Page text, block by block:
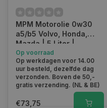
MPM Motorolie 0w30
a5/b5 Volvo, Honda,
Mazda | 5 Liter |
05005V
Op voorraad
Op werkdagen voor 14.00
uur besteld, dezelfde dag
verzonden. Boven de 50,-
gratis verzending. (NL & BE)
€73,75